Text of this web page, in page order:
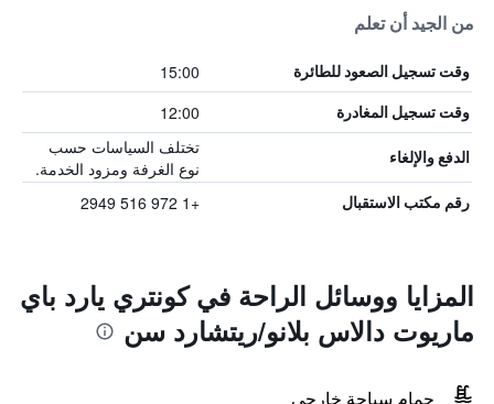
من الجيد أن تعلم
وقت تسجيل الصعود للطائرة 15:00
وقت تسجيل المغادرة 12:00
الدفع والإلغاء
تختلف السياسات حسب
نوع الغرفة ومزود الخدمة.
رقم مكتب الاستقبال +1 972 516 2949
المزايا ووسائل الراحة في كونتري يارد باي
ماريوت دالاس بلانو/ريتشارد سن
حمام سباحة خارجي